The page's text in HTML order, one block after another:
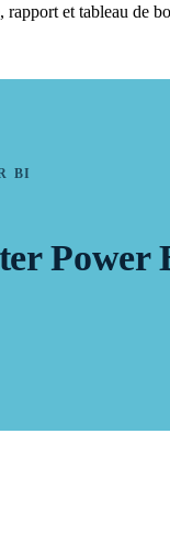
et tableau de
BI
Power